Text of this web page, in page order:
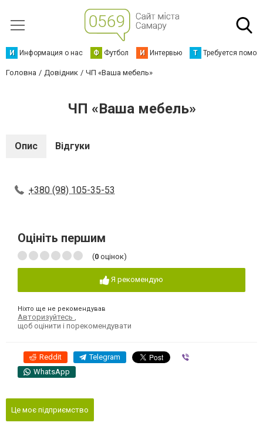
И Информация о нас Ф Футбол И Интервью Т Требуется
Головна Довідник ЧП «Ваша мебель»
ЧП «Ваша мебель»
Опис Відгуки
+380 (98) 105-35-53
Оцініть першим
(0 оцінок)
Я рекомендую
Ніхто ще не рекомендував
Авторизуйтесь
щоб оцінити і порекомендувати
Reddit Telegram
WhatsApp
Це моє підприємство